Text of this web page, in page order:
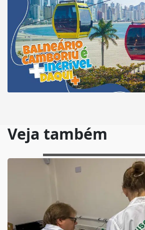
Veja também